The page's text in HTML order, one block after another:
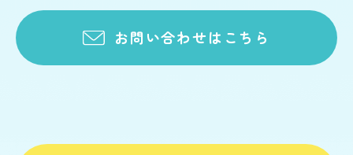
児童養護施設 鈴鹿里山学院
お問い合わせはこちら